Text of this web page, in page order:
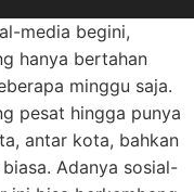
media begini,
hanya bertahan
minggu saja.
pesat hingga punya
antar kota, bahkan
Adanya sosial-